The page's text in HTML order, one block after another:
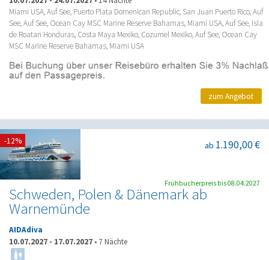
Miami USA, Auf See, Puerto Plata Domenican Republic, San Juan Puerto Rico, Auf
See, Auf See, Ocean Cay MSC Marine Reserve Bahamas, Miami USA, Auf See, Isla
de Roatan Honduras, Costa Maya Mexiko, Cozumel Mexiko, Auf See, Ocean Cay
MSC Marine Reserve Bahamas, Miami USA
zum Angebot
Schweden, Polen & Dänemark ab
Warnemünde
ab 1.190,00 €
AIDAdiva
10.07.2027 - 17.07.2027 • 7 Nächte
-12%
Frühbucherpreis bis 08.04.2027